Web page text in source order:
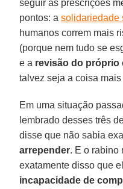
seguir as prescrições
pontos: asolidariedade
humanos correm mais
(porque nem tudo se
e a revisão do próprio
talvez seja a coisa
Em uma situação
lembrado desses três
disse que não sabia
arrepender. E o rabino
exatamente disso que
incapacidade de